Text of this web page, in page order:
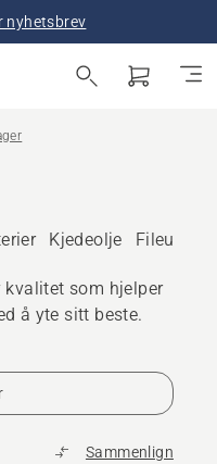
nyhetsbrev
Kjedeolje Fileutstyr
kvalitet som hjelper
å yte sitt beste.
Sammenlign